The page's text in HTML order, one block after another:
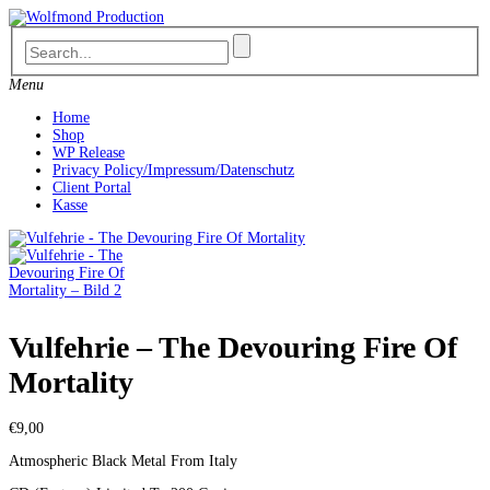
Skip
to
content
Menu
Home
Shop
WP Release
Privacy Policy/Impressum/Datenschutz
Client Portal
Kasse
Vulfehrie – The Devouring Fire Of
Mortality
€9,00
Atmospheric Black Metal From Italy